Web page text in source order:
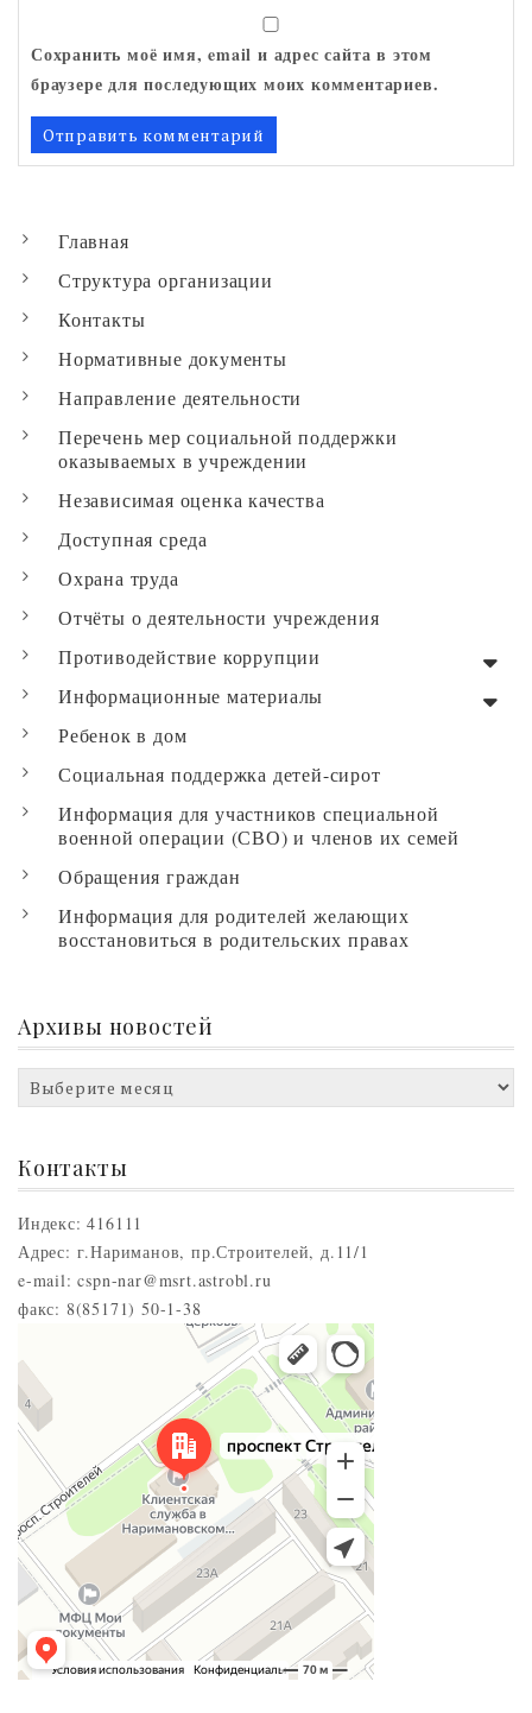
Сохранить моё имя, email и адрес сайта в этом
браузере для последующих моих комментариев.
Главная
Структура организации
Контакты
Нормативные документы
Направление деятельности
Перечень мер социальной поддержки
оказываемых в учреждении
Независимая оценка качества
Доступная среда
Охрана труда
Отчёты о деятельности учреждения
Противодействие коррупции
Информационные материалы
Ребенок в дом
Социальная поддержка детей-сирот
Информация для участников специальной
военной операции (СВО) и членов их семей
Обращения граждан
Информация для родителей желающих
восстановиться в родительских правах
Архивы новостей
Архивы
новостей
Контакты
Индекс: 416111
Адрес: г.Нариманов, пр.Строителей, д.11/1
e-mail: cspn-nar@msrt.astrobl.ru
факс: 8(85171) 50-1-38
Проспект Строителей, 5 — Яндекс.Карты